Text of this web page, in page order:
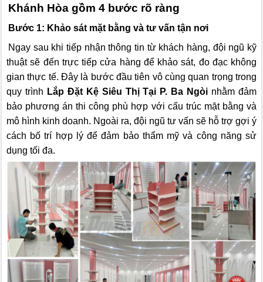
Khánh Hòa gồm 4 bước rõ ràng
Bước 1: Khảo sát mặt bằng và tư vấn tận nơi
Ngay sau khi tiếp nhận thông tin từ khách hàng, đội ngũ kỹ
thuật sẽ đến trực tiếp cửa hàng để khảo sát, đo đạc không
gian thực tế. Đây là bước đầu tiên vô cùng quan trọng trong
quy trình Lắp Đặt Kệ Siêu Thị Tại P. Ba Ngòi nhằm đảm
bảo phương án thi công phù hợp với cấu trúc mặt bằng và
mô hình kinh doanh. Ngoài ra, đội ngũ tư vấn sẽ hỗ trợ gợi ý
cách bố trí hợp lý để đảm bảo thẩm mỹ và công năng sử
dụng tối đa.